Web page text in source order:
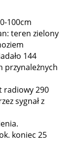
100cm
teren zielony
144
przynależnych
radiowy 290
sygnał z
koniec 25